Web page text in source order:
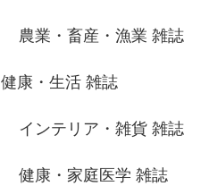
農業・畜産・漁業 雑誌
健康・生活 雑誌
インテリア・雑貨 雑誌
健康・家庭医学 雑誌